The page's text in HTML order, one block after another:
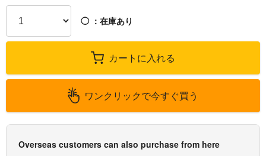
◯ ：在庫あり
カートに入れる
ワンクリックで今すぐ買う
Overseas customers can also purchase from here